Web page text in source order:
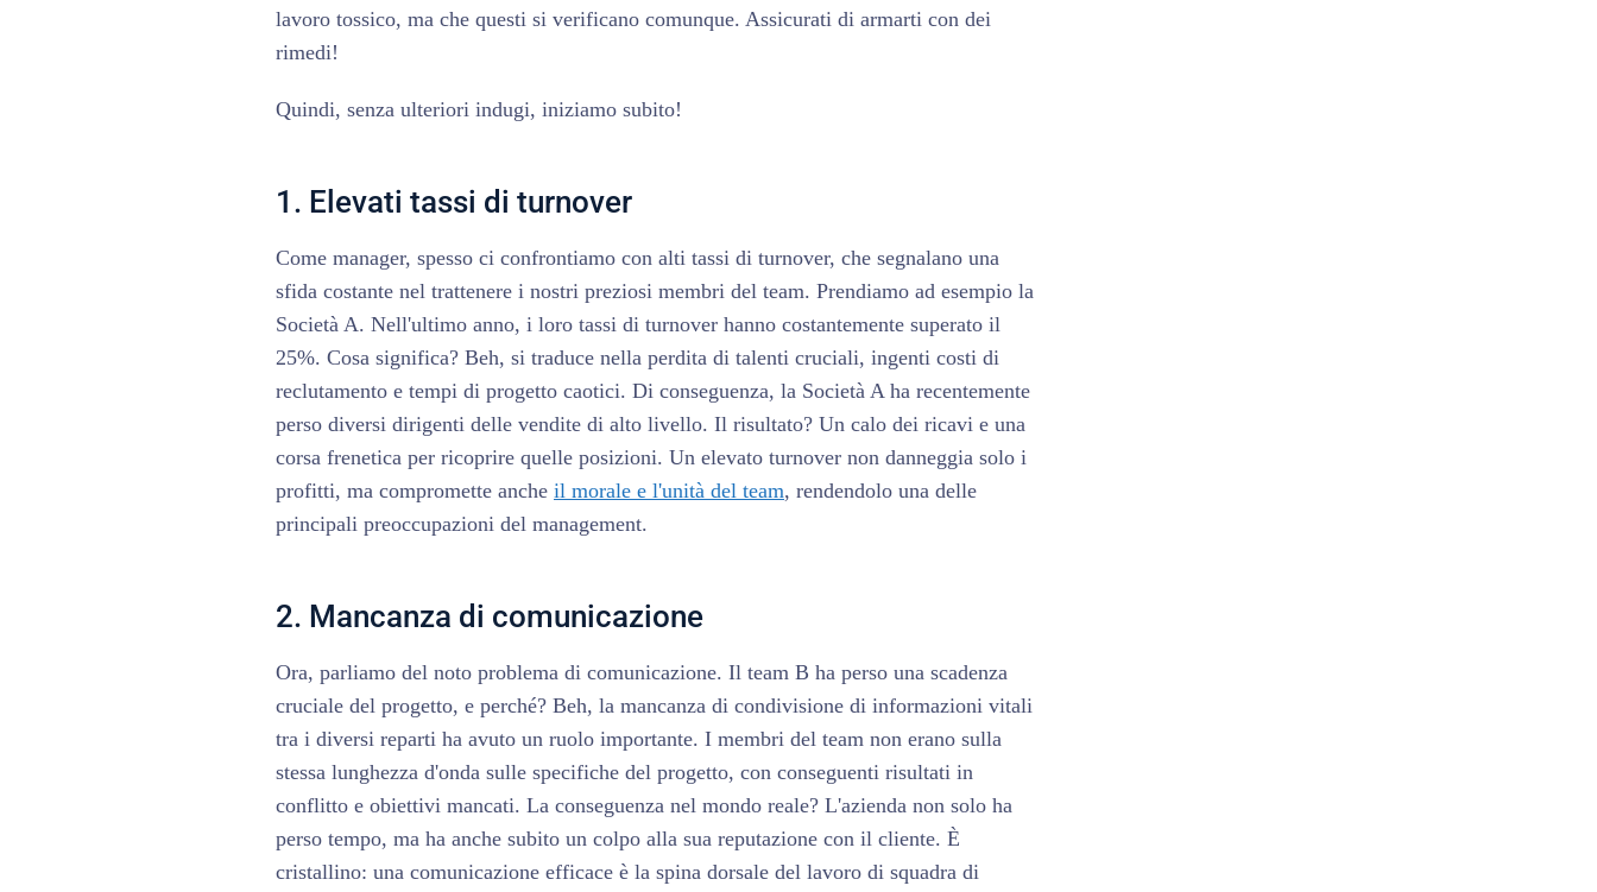
lavoro tossico, ma che questi si verificano comunque. Assicurati di armarti con dei
rimedi!
Quindi, senza ulteriori indugi, iniziamo subito!
1. Elevati tassi di turnover
Come manager, spesso ci confrontiamo con alti tassi di turnover, che segnalano una
sfida costante nel trattenere i nostri preziosi membri del team. Prendiamo ad esempio la
Società A. Nell'ultimo anno, i loro tassi di turnover hanno costantemente superato il
25%. Cosa significa? Beh, si traduce nella perdita di talenti cruciali, ingenti costi di
reclutamento e tempi di progetto caotici. Di conseguenza, la Società A ha recentemente
perso diversi dirigenti delle vendite di alto livello. Il risultato? Un calo dei ricavi e una
corsa frenetica per ricoprire quelle posizioni. Un elevato turnover non danneggia solo i
profitti, ma compromette anche il morale e l'unità del team, rendendolo una delle
principali preoccupazioni del management.
2. Mancanza di comunicazione
Ora, parliamo del noto problema di comunicazione. Il team B ha perso una scadenza
cruciale del progetto, e perché? Beh, la mancanza di condivisione di informazioni vitali
tra i diversi reparti ha avuto un ruolo importante. I membri del team non erano sulla
stessa lunghezza d'onda sulle specifiche del progetto, con conseguenti risultati in
conflitto e obiettivi mancati. La conseguenza nel mondo reale? L'azienda non solo ha
perso tempo, ma ha anche subito un colpo alla sua reputazione con il cliente. È
cristallino: una comunicazione efficace è la spina dorsale del lavoro di squadra di